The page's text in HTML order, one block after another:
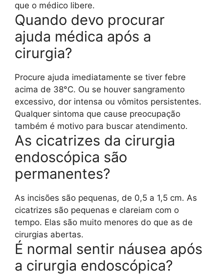
que o médico libere.
Quando devo procurar
ajuda médica após a
cirurgia?
Procure ajuda imediatamente se tiver febre
acima de 38°C. Ou se houver sangramento
excessivo, dor intensa ou vômitos persistentes.
Qualquer sintoma que cause preocupação
também é motivo para buscar atendimento.
As cicatrizes da cirurgia
endoscópica são
permanentes?
As incisões são pequenas, de 0,5 a 1,5 cm. As
cicatrizes são pequenas e clareiam com o
tempo. Elas são muito menores do que as de
cirurgias abertas.
É normal sentir náusea após
a cirurgia endoscópica?